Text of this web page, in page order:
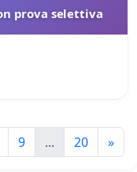
prova selettiva
9 ... 20 »